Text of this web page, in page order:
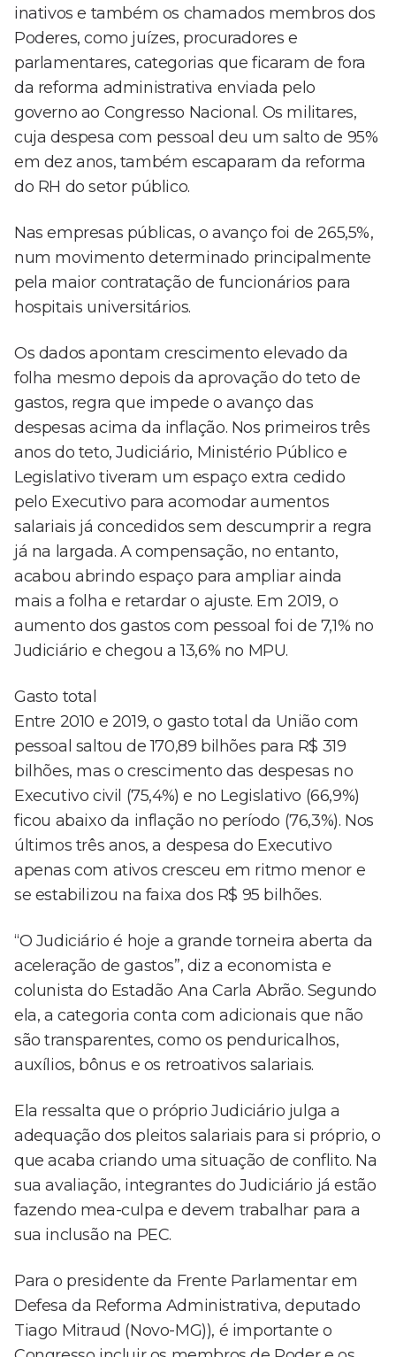
inativos e também os chamados membros dos
Poderes, como juízes, procuradores e
parlamentares, categorias que ficaram de fora
da reforma administrativa enviada pelo
governo ao Congresso Nacional. Os militares,
cuja despesa com pessoal deu um salto de 95%
em dez anos, também escaparam da reforma
do RH do setor público.
Nas empresas públicas, o avanço foi de 265,5%,
num movimento determinado principalmente
pela maior contratação de funcionários para
hospitais universitários.
Os dados apontam crescimento elevado da
folha mesmo depois da aprovação do teto de
gastos, regra que impede o avanço das
despesas acima da inflação. Nos primeiros três
anos do teto, Judiciário, Ministério Público e
Legislativo tiveram um espaço extra cedido
pelo Executivo para acomodar aumentos
salariais já concedidos sem descumprir a regra
já na largada. A compensação, no entanto,
acabou abrindo espaço para ampliar ainda
mais a folha e retardar o ajuste. Em 2019, o
aumento dos gastos com pessoal foi de 7,1% no
Judiciário e chegou a 13,6% no MPU.
Gasto total
Entre 2010 e 2019, o gasto total da União com
pessoal saltou de 170,89 bilhões para R$ 319
bilhões, mas o crescimento das despesas no
Executivo civil (75,4%) e no Legislativo (66,9%)
ficou abaixo da inflação no período (76,3%). Nos
últimos três anos, a despesa do Executivo
apenas com ativos cresceu em ritmo menor e
se estabilizou na faixa dos R$ 95 bilhões.
“O Judiciário é hoje a grande torneira aberta da
aceleração de gastos”, diz a economista e
colunista do Estadão Ana Carla Abrão. Segundo
ela, a categoria conta com adicionais que não
são transparentes, como os penduricalhos,
auxílios, bônus e os retroativos salariais.
Ela ressalta que o próprio Judiciário julga a
adequação dos pleitos salariais para si próprio, o
que acaba criando uma situação de conflito. Na
sua avaliação, integrantes do Judiciário já estão
fazendo mea-culpa e devem trabalhar para a
sua inclusão na PEC.
Para o presidente da Frente Parlamentar em
Defesa da Reforma Administrativa, deputado
Tiago Mitraud (Novo-MG)), é importante o